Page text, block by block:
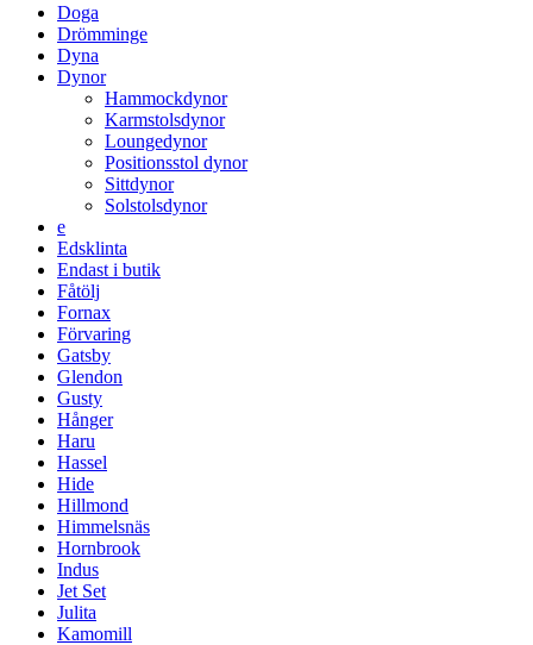
Doga
Drömminge
Dyna
Dynor
Hammockdynor
Karmstolsdynor
Loungedynor
Positionsstol dynor
Sittdynor
Solstolsdynor
e
Edsklinta
Endast i butik
Fåtölj
Fornax
Förvaring
Gatsby
Glendon
Gusty
Hånger
Haru
Hassel
Hide
Hillmond
Himmelsnäs
Hornbrook
Indus
Jet Set
Julita
Kamomill